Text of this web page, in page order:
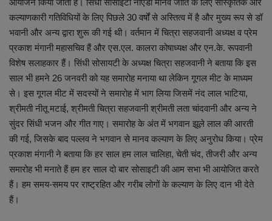
वीडियो
टेक वर्ल्ड
लाइफस्टाइल
Our Team
Contact us :
About us
Advertise with us
आयोजन किया जाता हैं। सिंधी सोसाइटी नोएडा मानव जाति के लिए सांस्कृतिक और
कल्याणकारी गतिविधियों के लिए पिछले 30 वर्षों से अस्तित्व में है और मुख्य रूप से डॉ
भवानी और अन्य द्वारा शुरू की गई थी। वर्तमान में चित्रा सहजवानी अध्यक्ष व प्रेम
प्रकाश मंगानी महासचिव हैं और एस.एल. कालरा कोषाध्यक्ष और एन.के. रूपवानी
विशेष सलाहकार हैं। सिंधी सोसायटी के अध्यक्ष चित्रा सहजवानी ने बताया कि इस
साल भी हमने 26 जनवरी को यह समारोह मनाया था लेकिन गूगल मीट के माध्यम
से। इस गूगल मीट में सदस्यों ने समारोह में भाग लिया जिसमें नंद लाल भाटिया,
श्रीमती नीतू मटाई, श्रीमती चित्रा सहजवानी श्रीमती लता चांदवानी और अन्य ने
सुंदर सिंधी भजन और गीत गाए। समारोह के अंत में भगवान झूले लाल की आरती
की गई, जिसके बाद पल्लव ने भगवान से मानव कल्याण के लिए अनुरोध किया। प्रेम
प्रकाश मंगानी ने बताया कि हर साल हम लाल चालिहा, चेती चंद, तीजरी और अन्य
समारोह भी मनाते हैं हम हर साल दो बार सोसाइटी की आम सभा भी आयोजित करते
हैं। हम समय-समय पर राष्ट्रहित और गरीब लोगों के कल्याण के लिए दान भी देते
हैं।